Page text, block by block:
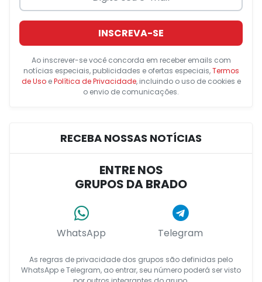
INSCREVA-SE
Ao inscrever-se você concorda em receber emails com
notícias especiais, publicidades e ofertas especiais,Termos
de UsoePolítica de Privacidade, incluindo o uso de cookies e
o envio de comunicações.
RECEBA NOSSAS NOTÍCIAS
ENTRE NOS
GRUPOS DA BRADO
WhatsApp Telegram
As regras de privacidade dos grupos são definidas pelo
WhatsApp e Telegram, ao entrar, seu número poderá ser visto